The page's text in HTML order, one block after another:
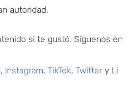
autoridad.
si te gustó. Síguenos en
, Instagram, TikTok, Twitter y Li